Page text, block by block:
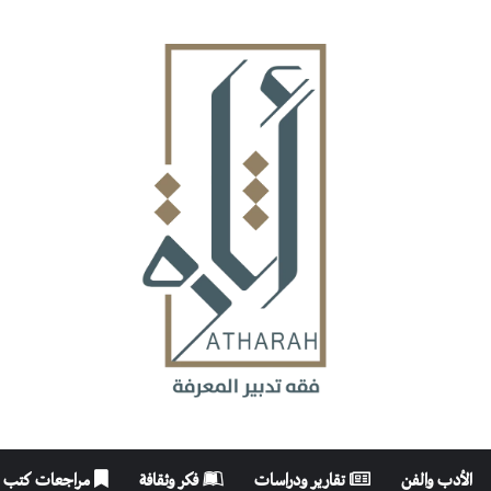
الأدب والفن تقارير ودراسات فكر وثقافة مراجعات كتب